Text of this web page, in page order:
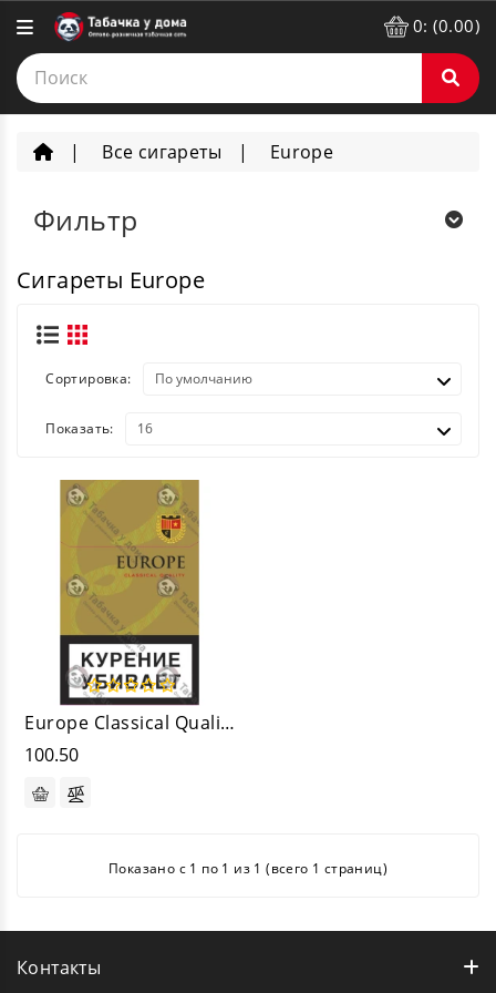
0: (0.00)
Все сигареты Europe
Фильтр
Сигареты Europe
Сортировка:
Показать:
Europe Classical Quality
100.50
Показано с 1 по 1 из 1 (всего 1 страниц)
Контакты